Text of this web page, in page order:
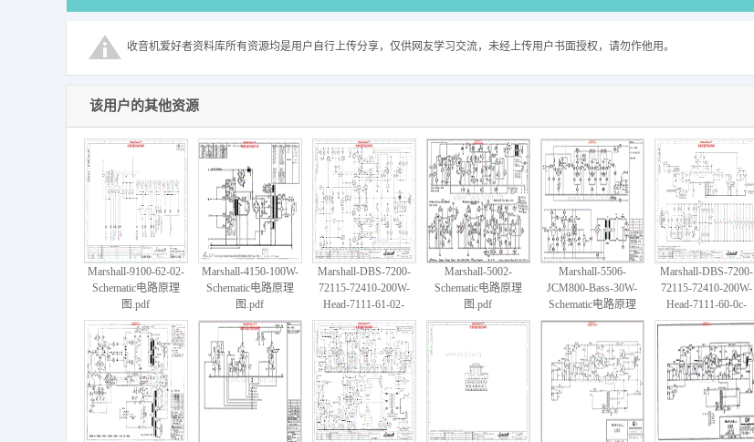
收音机爱好者资料库所有资源均是用户自行上传分享，仅供网友学习交流，未经上传用户书面授权，请勿作他用。
该用户的其他资源
Marshall-9100-62-02-
Schematic电路原理
图.pdf
Marshall-4150-100W-
Schematic电路原理
图.pdf
Marshall-DBS-7200-
72115-72410-200W-
Head-7111-61-02-
Schematic电路原理
图.pdf
Marshall-5002-
Schematic电路原理
图.pdf
Marshall-5506-
JCM800-Bass-30W-
Schematic电路原理
图.pdf
Marshall-DBS-7200-
72115-72410-200W-
Head-7111-60-0c-
Schematic电路原理